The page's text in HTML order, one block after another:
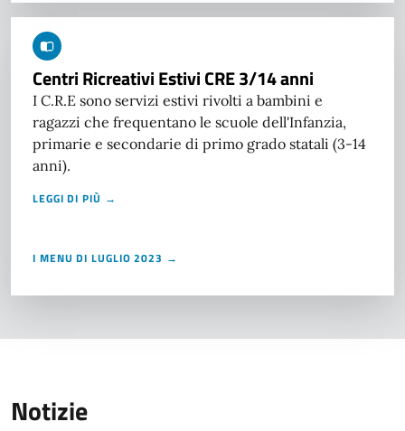
Centri Ricreativi Estivi CRE 3/14 anni
I C.R.E sono servizi estivi rivolti a bambini e
ragazzi che frequentano le scuole dell'Infanzia,
primarie e secondarie di primo grado statali (3-14
anni).
LEGGI DI PIÙ →
I MENU DI LUGLIO 2023 →
Notizie